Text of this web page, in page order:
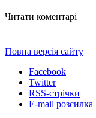
Читати коментарі
Повна версія сайту
Facebook
Twitter
RSS-стрічки
E-mail розсилка